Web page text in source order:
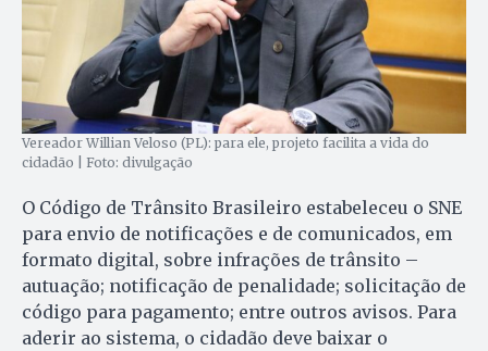
Vereador Willian Veloso (PL): para ele, projeto facilita a vida do
cidadão | Foto: divulgação
O Código de Trânsito Brasileiro estabeleceu o SNE
para envio de notificações e de comunicados, em
formato digital, sobre infrações de trânsito –
autuação; notificação de penalidade; solicitação de
código para pagamento; entre outros avisos. Para
aderir ao sistema, o cidadão deve baixar o